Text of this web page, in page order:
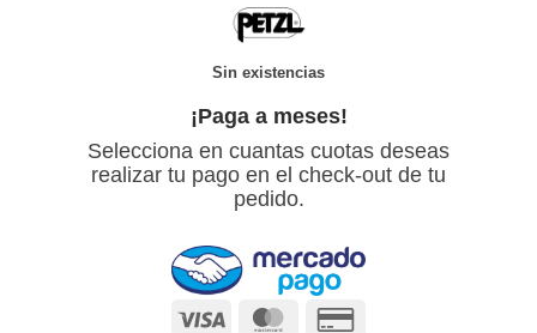
Sin existencias
¡Paga a meses!
Selecciona en cuantas cuotas deseas
realizar tu pago en el check-out de tu
pedido.
Visa MasterCard